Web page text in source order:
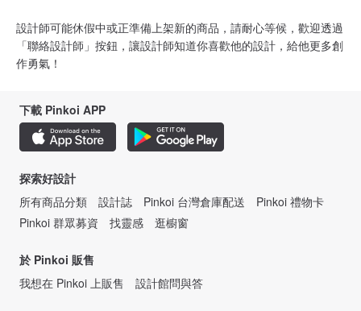
設計師可能休假中或正準備上架新的商品，請耐心等候，歡迎透過
「聯絡設計師」按鈕，讓設計師知道你喜歡他的設計，給他更多創
作勇氣！
下載 Pinkoi APP
探索好設計
所有商品分類
設計誌 Pinkoi 台灣倉庫配送
Pinkoi 禮物卡
Pinkoi 群眾募資
找靈感 逛櫥窗
於 Pinkoi 販售
我想在 Pinkoi 上販售
設計館問與答